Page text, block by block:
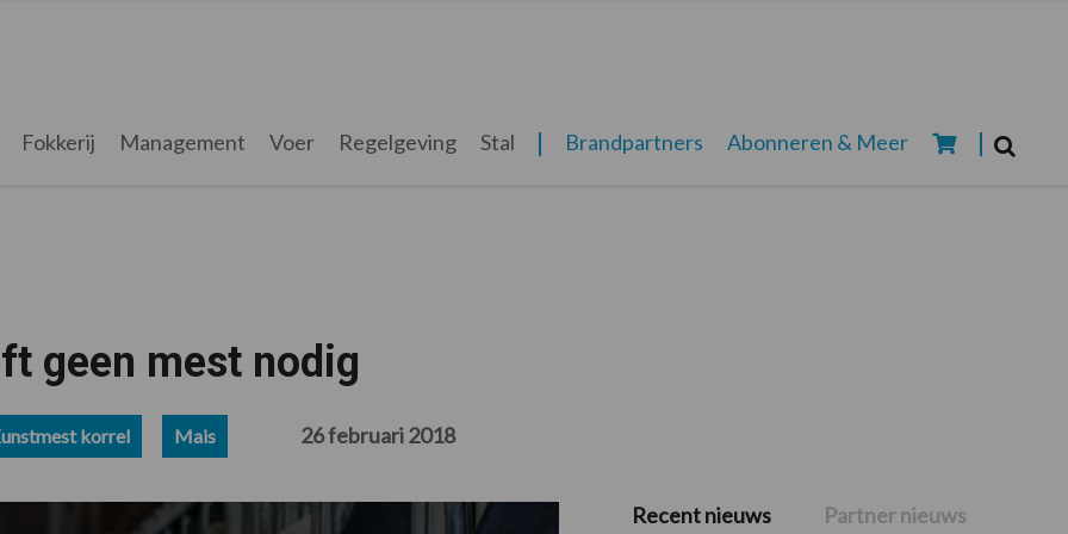
Fokkerij Management Voer Regelgeving Stal Brandpartners Abonneren & Meer
geen mest nodig
korrel Mais 26 februari 2018
Primaire
Recent nieuws Partner nieuws